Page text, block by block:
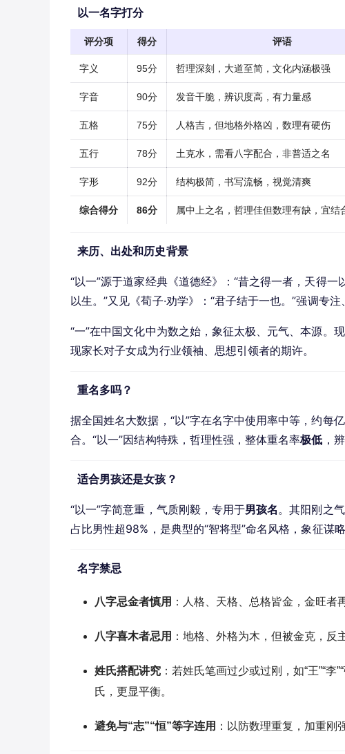
以一名字打分
评分项 得分 评语
字义 95分 哲理深刻，大道至简，文化内涵极强
字音 90分 发音干脆，辨识度高，有力量感
五格 75分 人格吉，但地格外格凶，数理有硬伤
五行 78分 土克水，需看八字配合，非普适之名
字形 92分 结构极简，书写流畅，视觉清爽
综合得分 86分 属中上之名，哲理佳但数理有缺，宜结
来历、出处和历史背景
“以一”源于道家经典《道德经》：“昔之得一者，天得
以生。”又见《荀子·劝学》：“君子结于一也。”强调专注
“一”在中国文化中为数之始，象征太极、元气、本源。
现家长对子女成为行业领袖、思想引领者的期许。
重名多吗？
据全国姓名大数据，“以”字在名字中使用率中等，约每
合。“以一”因结构特殊，哲理性强，整体重名率极低 ，
适合男孩还是女孩？
“以一”字简意重，气质刚毅，专用于男孩名 。其阳刚之
占比男性超98%，是典型的“智将型”命名风格，象征谋
名字禁忌
八字忌金者慎用 ：人格、天格、总格皆金，金旺者
八字喜木者忌用 ：地格、外格为木，但被金克，反
姓氏搭配讲究 ：若姓氏笔画过少或过刚，如“王”“李
氏，更显平衡。
避免与“志”“恒”等字连用 ：以防数理重复，加重刚